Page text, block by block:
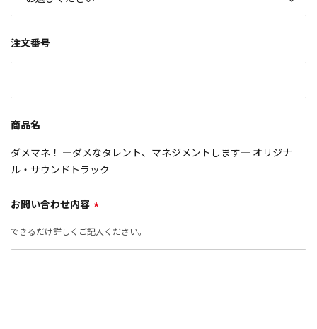
注文番号
商品名
ダメマネ！ ―ダメなタレント、マネジメントします― オリジナ
ル・サウンドトラック
お問い合わせ内容 *
できるだけ詳しくご記入ください。